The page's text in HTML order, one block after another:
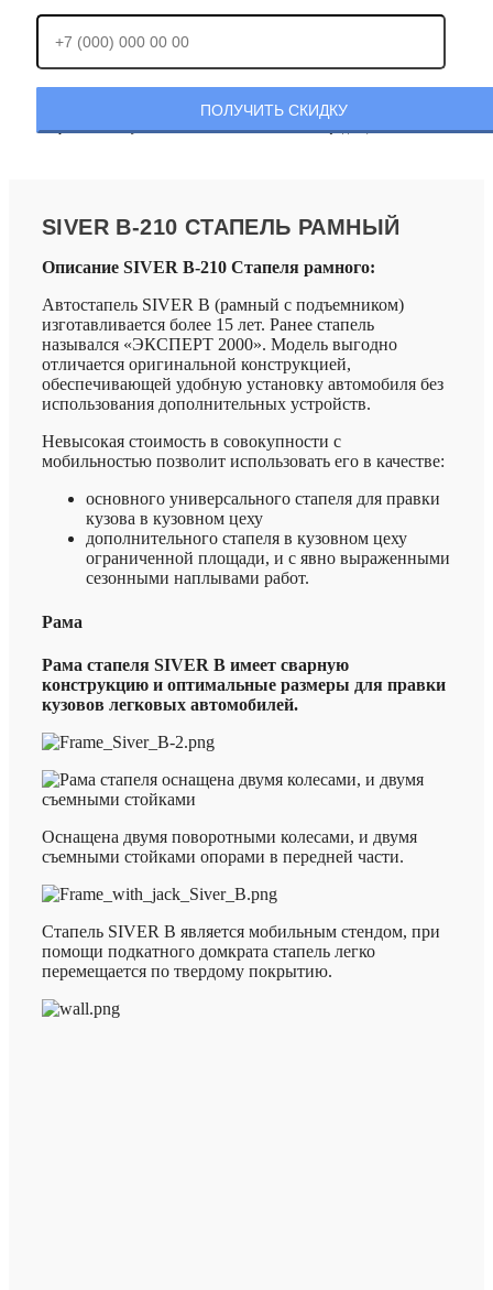
Отправляя заявку, Вы соглашаетесь сполитикой конфиденциальности.
SIVER B-210 СТАПЕЛЬ РАМНЫЙ
Описание SIVER B-210 Стапеля рамного:
Автостапель SIVER B (рамный с подъемником)
изготавливается более 15 лет. Ранее стапель
назывался «ЭКСПЕРТ 2000». Модель выгодно
отличается оригинальной конструкцией,
обеспечивающей удобную установку автомобиля без
использования дополнительных устройств.
Невысокая стоимость в совокупности с
мобильностью позволит использовать его в качестве:
основного универсального стапеля для правки
кузова в кузовном цеху
дополнительного стапеля в кузовном цеху
ограниченной площади, и с явно выраженными
сезонными наплывами работ.
Рама
Рама стапеля SIVER B имеет сварную
конструкцию и оптимальные размеры для правки
кузовов легковых автомобилей.
Оснащена двумя поворотными колесами, и двумя
съемными стойками опорами в передней части.
Стапель SIVER B является мобильным стендом, при
помощи подкатного домкрата стапель легко
перемещается по твердому покрытию.